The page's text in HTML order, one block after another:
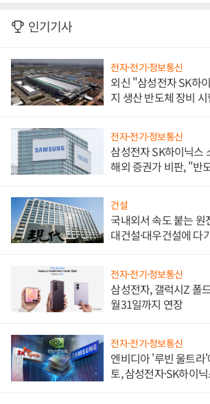
인기기사
전자·전기·정보통신
외신 "삼성전자 SK하
지 생산 반도체 장비
전자·전기·정보통신
삼성전자 SK하이닉스
해외 증권가 비판, "반
건설
국내외서 속도 붙는 원
대건설·대우건설에 다
전자·전기·정보통신
삼성전자, 갤럭시Z 폴
월31일까지 연장
전자·전기·정보통신
엔비디아 '루빈 울트
토, 삼성전자·SK하이